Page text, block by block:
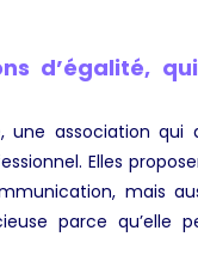
d’égalité,
, une association qui
Elles
mais
parce qu’elle